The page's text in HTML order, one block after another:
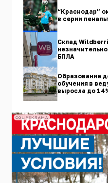
“Краснодар”
в серии
Склад
БПЛА
Образование
обучения в
выросла до
СОЦРЕКЛАМА